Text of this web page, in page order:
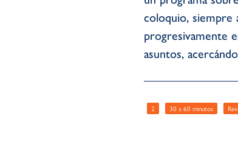
coloquio, siempre
progresivamente
asuntos,
2 30 a 60 minutos